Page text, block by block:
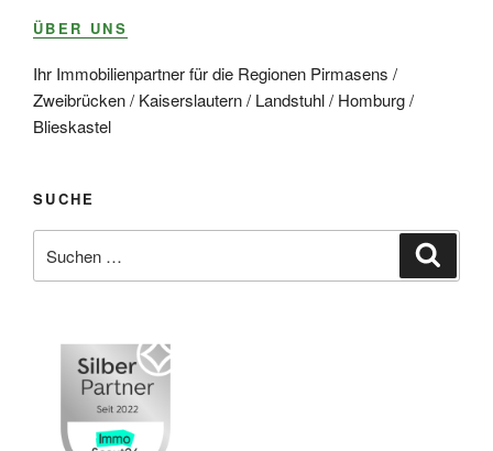
ÜBER UNS
Ihr Immobilienpartner für die Regionen Pirmasens /
Zweibrücken / Kaiserslautern / Landstuhl / Homburg /
Blieskastel
SUCHE
nach: